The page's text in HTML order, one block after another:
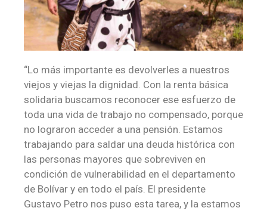
“Lo más importante es devolverles a nuestros
viejos y viejas la dignidad. Con la renta básica
solidaria buscamos reconocer ese esfuerzo de
toda una vida de trabajo no compensado, porque
no lograron acceder a una pensión. Estamos
trabajando para saldar una deuda histórica con
las personas mayores que sobreviven en
condición de vulnerabilidad en el departamento
de Bolívar y en todo el país. El presidente
Gustavo Petro nos puso esta tarea, y la estamos